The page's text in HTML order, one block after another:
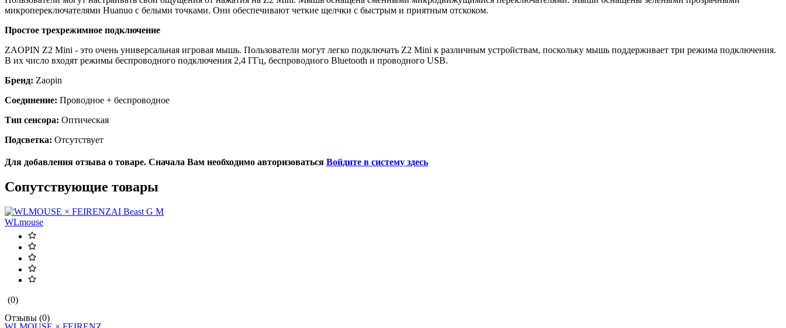
микропереключателями Huanuo с белыми точками. Они обеспечивают четкие щелчки с быстрым и приятным отскоком.
Простое трехрежимное подключение
ZAOPIN Z2 Mini - это очень универсальная игровая мышь. Пользователи могут легко подключать Z2 Mini к различным устройствам, поскольку мышь поддерживает три режима подключения.
В их число входят режимы беспроводного подключения 2,4 ГГц, беспроводного Bluetooth и проводного USB.
Бренд: Zaopin
Соединение: Проводное + беспроводное
Тип сенсора: Оптическая
Подсветка: Отсутствует
Для добавления отзыва о товаре. Сначала Вам необходимо авторизоваться Войдите в систему здесь
Сопутствующие товары
WLmouse
(0)
Отзывы (0)